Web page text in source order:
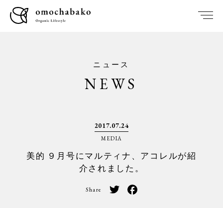
ニュース
NEWS
2017.07.24
MEDIA
美的 ９月号にマルティナ、アコレルが紹
介されました。
Share